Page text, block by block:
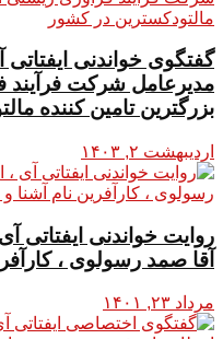
گفتگوی خواندنی ایفتاتی
مدیرعامل شرکت فرآیند
بزرگترین تامین کننده
اردیبهشت ۲, ۱۴۰۳
روایت خواندنی ایفتاتی
آقا صمد رسولوی ،
مرداد ۲۳, ۱۴۰۱